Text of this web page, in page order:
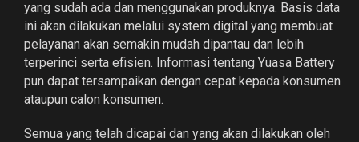
yang sudah ada dan menggunakan produknya. Basis data
ini akan dilakukan melalui system digital yang membuat
pelayanan akan semakin mudah dipantau dan lebih
terperinci serta efisien. Informasi tentang Yuasa Battery
pun dapat tersampaikan dengan cepat kepada konsumen
ataupun calon konsumen.
Semua yang telah dicapai dan yang akan dilakukan oleh